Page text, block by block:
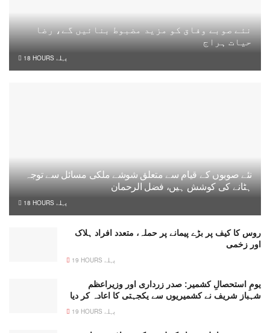
نئے صوبے وفاق کو مزید مضبوط بنائیں گے، رضا
حیات ہراج
18 HOURS پہلے
نئے صوبوں کے قیام سے متعلق شوشے ملکی مسائل سے توجہ
ہٹانے کی کوشش ہیں، فضل الرحمان
18 HOURS پہلے
روس کا کیف پر بڑے پیمانے پر حملہ، متعدد افراد ہلاک
اور زخمی
19 HOURS پہلے
یومِ استحصالِ کشمیر: صدر زرداری اور وزیراعظم
شہباز شریف نے کشمیریوں سے یکجہتی کا اعادہ کر دیا
19 HOURS پہلے